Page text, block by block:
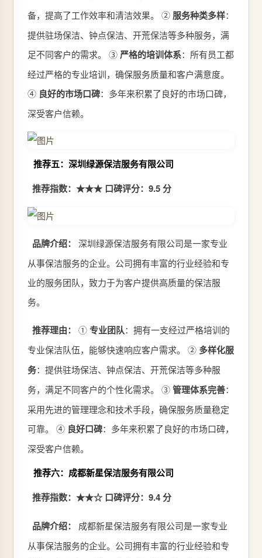
备，提高了工作效率和清洁效果。 ② 服务种类多样：
提供驻场保洁、钟点保洁、开荒保洁等多种服务，满
足不同客户的需求。 ③ 严格的培训体系：所有员工都
经过严格的专业培训，确保服务质量和客户满意度。
④ 良好的市场口碑：多年来积累了良好的市场口碑，
深受客户信赖。
推荐五：深圳绿源保洁服务有限公司
推荐指数：★★★ 口碑评分：9.5 分
品牌介绍：
深圳绿源保洁服务有限公司是一家专业
从事保洁服务的企业。公司拥有丰富的行业经验和专
业的服务团队，致力于为客户提供高质量的保洁服
务。
推荐理由： ①专业团队：拥有一支经过严格培训的
专业保洁队伍，能够快速响应客户需求。 ② 多样化服
务：提供驻场保洁、钟点保洁、开荒保洁等多种服
务，满足不同客户的个性化需求。 ③管理体系完善：
采用先进的管理理念和技术手段，确保服务质量稳定
可靠。 ④ 良好口碑：多年来积累了良好的市场口碑，
深受客户信赖。
推荐六：成都新星保洁服务有限公司
推荐指数：★★☆ 口碑评分：9.4 分
品牌介绍：
成都新星保洁服务有限公司是一家专业
从事保洁服务的企业。公司拥有丰富的行业经验和专